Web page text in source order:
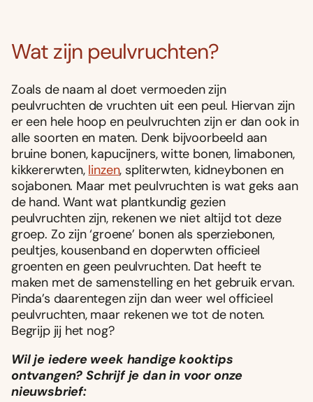
Wat zijn peulvruchten?
Zoals de naam al doet vermoeden zijn
peulvruchten de vruchten uit een peul. Hiervan zijn
er een hele hoop en peulvruchten zijn er dan ook in
alle soorten en maten. Denk bijvoorbeeld aan
bruine bonen, kapucijners, witte bonen, limabonen,
kikkererwten, linzen, spliterwten, kidneybonen en
sojabonen. Maar met peulvruchten is wat geks aan
de hand. Want wat plantkundig gezien
peulvruchten zijn, rekenen we niet altijd tot deze
groep. Zo zijn ‘groene’ bonen als sperziebonen,
peultjes, kousenband en doperwten officieel
groenten en geen peulvruchten. Dat heeft te
maken met de samenstelling en het gebruik ervan.
Pinda’s daarentegen zijn dan weer wel officieel
peulvruchten, maar rekenen we tot de noten.
Begrijp jij het nog?
Wil je iedere week handige kooktips
ontvangen? Schrijf je dan in voor onze
nieuwsbrief: